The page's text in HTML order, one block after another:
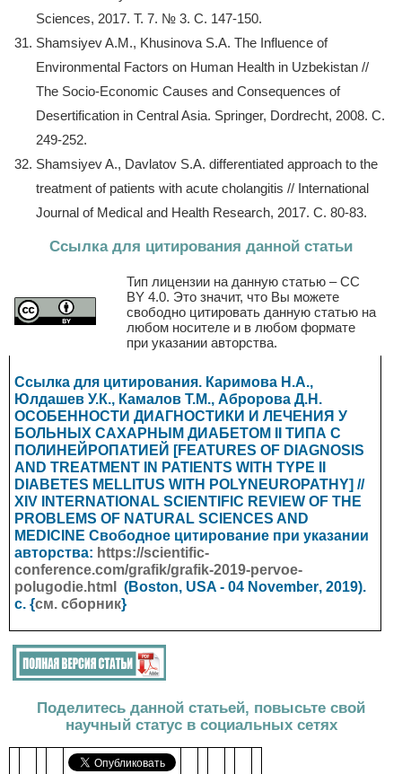
Sciences, 2017. Т. 7. № 3. С. 147-150.
Shamsiyev A.M., Khusinova S.A. The Influence of
Environmental Factors on Human Health in Uzbekistan //
The Socio-Economic Causes and Consequences of
Desertification in Central Asia. Springer, Dordrecht, 2008. С.
249-252.
Shamsiyev A., Davlatov S.A. differentiated approach to the
treatment of patients with acute cholangitis // International
Journal of Medical and Health Research, 2017. С. 80-83.
Ссылка для цитирования данной статьи
Тип лицензии на данную статью – CC
BY 4.0. Это значит, что Вы можете
свободно цитировать данную статью на
любом носителе и в любом формате
при указании авторства.
Ссылка для цитирования. Каримова Н.А.,
Юлдашев У.К., Камалов Т.М., Абророва Д.Н.
ОСОБЕННОСТИ ДИАГНОСТИКИ И ЛЕЧЕНИЯ У
БОЛЬНЫХ САХАРНЫМ ДИАБЕТОМ II ТИПА С
ПОЛИНЕЙРОПАТИЕЙ [FEATURES OF DIAGNOSIS
AND TREATMENT IN PATIENTS WITH TYPE II
DIABETES MELLITUS WITH POLYNEUROPATHY] //
XIV INTERNATIONAL SCIENTIFIC REVIEW OF THE
PROBLEMS OF NATURAL SCIENCES AND
MEDICINE Свободное цитирование при указании
авторства: https://scientific-
conference.com/grafik/grafik-2019-pervoe-
polugodie.html
(Boston, USA - 04 November, 2019).
с. {см. сборник}
Поделитесь данной статьей, повысьте свой
научный статус в социальных сетях